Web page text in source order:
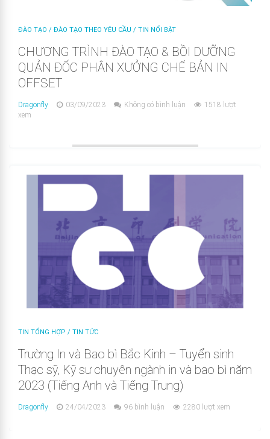
ĐÀO TẠO / ĐÀO TẠO THEO YÊU CẦU / TIN NỔI BẬT
CHƯƠNG TRÌNH ĐÀO TẠO & BỒI DƯỠNG
QUẢN ĐỐC PHÂN XƯỞNG CHẾ BẢN IN
OFFSET
Dragonfly 03/09/2023 Không có bình luận
1518 lượt
xem
TIN TỔNG HỢP / TIN TỨC
Trường In và Bao bì Bắc Kinh – Tuyển sinh
Thạc sỹ, Kỹ sư chuyên ngành in và bao bì năm
2023 (Tiếng Anh và Tiếng Trung)
Dragonfly 24/04/2023 96 bình luận 2280 lượt xem